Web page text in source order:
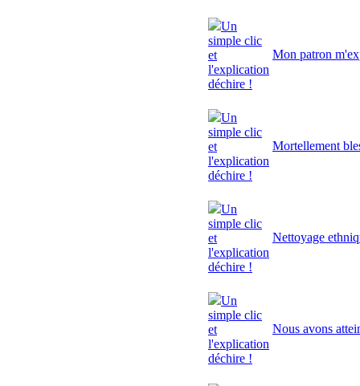
Un
simple clic
et
l'explication
déchire !
Mon patron
Un
simple clic
et
l'explication
déchire !
Mortellement
Un
simple clic
et
l'explication
déchire !
Nettoyage
Un
simple clic
et
l'explication
déchire !
Nous avons